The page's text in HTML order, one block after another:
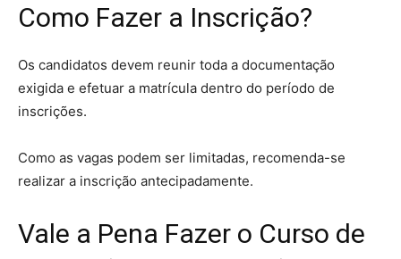
Como Fazer a Inscrição?
Os candidatos devem reunir toda a documentação
exigida e efetuar a matrícula dentro do período de
inscrições.
Como as vagas podem ser limitadas, recomenda-se
realizar a inscrição antecipadamente.
Vale a Pena Fazer o Curso de